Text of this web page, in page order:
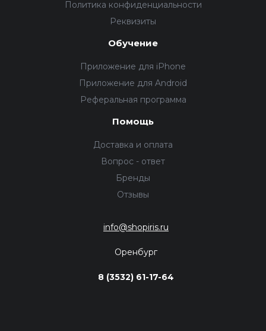
Политика конфиденциальности
Реквизиты
Обучение
Приложение для iPhone
Приложение для Android
Реферальная программа
Помощь
Доставка и оплата
Вопрос - ответ
Бренды
Отзывы
info@shopiris.ru
Оренбург
8 (3532) 61-17-64